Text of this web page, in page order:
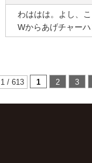
わははは。よし、
Wからあげチャー
1 / 613 1 2 3